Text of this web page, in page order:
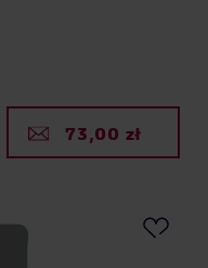
73,00 zł